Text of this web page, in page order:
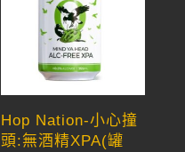
Hop Nation-小心撞
頭:無酒精XPA(罐